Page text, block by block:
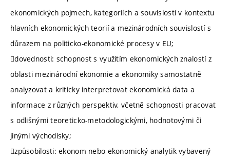
ekonomických pojmech, kategoriích a souvislostí v kontextu
hlavních ekonomických teorií a mezinárodních souvislostí s
důrazem na politicko-ekonomické procesy v EU;
dovednosti: schopnost s využitím ekonomických znalostí z
oblasti mezinárodní ekonomie a ekonomiky samostatně
analyzovat a kriticky interpretovat ekonomická data a
informace z různých perspektiv, včetně schopnosti pracovat
s odlišnými teoreticko-metodologickými, hodnotovými či
jinými východisky;
způsobilosti: ekonom nebo ekonomický analytik vybavený